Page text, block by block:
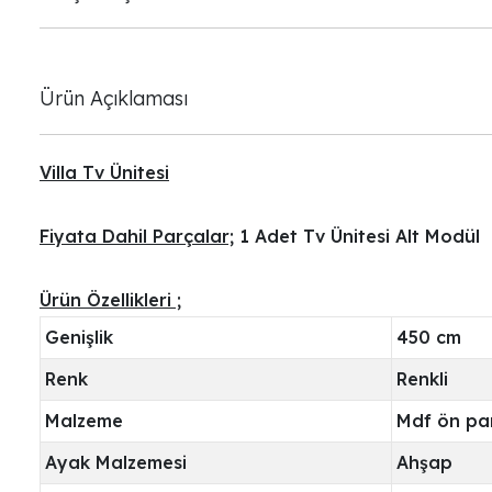
Ürün Açıklaması
Villa Tv Ünitesi
Fiyata Dahil Parçalar; 1 Adet Tv Ünitesi Alt Modül
Ürün Özellikleri ;
Genişlik
450 cm
Renk
Renkli
Malzeme
Mdf ön
Ayak Malzemesi
Ahşap